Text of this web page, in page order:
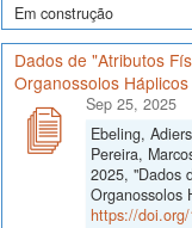
Em construção
Dados de "Atributos
Organossolos
Sep 25, 2025
Ebeling,
Pereira,
2025, "Dados
Organossolos
https://